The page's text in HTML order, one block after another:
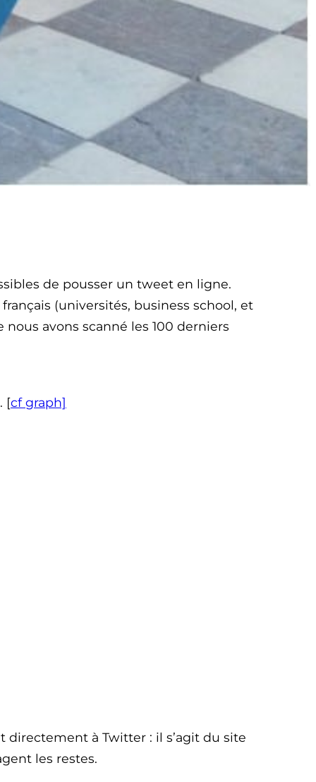
de pousser un tweet en ligne.
(universités, business school, et
avons scanné les 100 derniers
[cf graph]
à Twitter : il s’agit du site
les restes.